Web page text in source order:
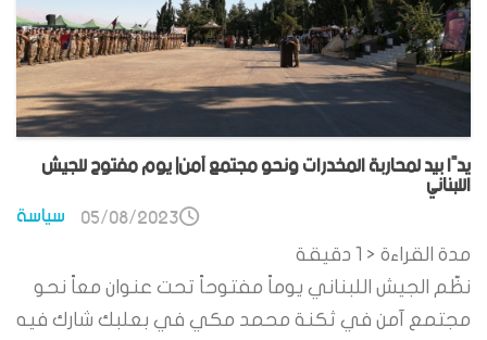
يدًا بيد لمحاربة المخدرات ونحو مجتمع آمن| يوم مفتوح للجيش
اللبناني
سياسة 05/08/2023
مدة القراءة < 1
دقيقة
نظّم الجيش اللبناني يوماً مفتوحاً تحت عنوان معاً نحو
مجتمع آمن في ثكنة محمد مكي في بعلبك شارك فيه